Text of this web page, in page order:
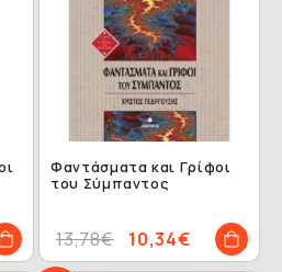
Φαντάσματα και Γρίφοι
του Σύμπαντος
10,34€
13,78€